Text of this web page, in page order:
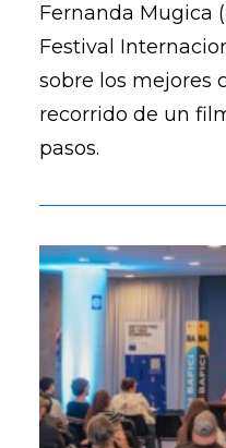
Fernanda Mugica
Festival
sobre los mejores
recorrido de un
pasos.